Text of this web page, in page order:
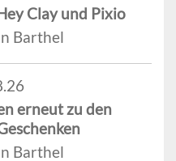
Clay und Pixio
Barthel
erneut zu den
Barthel